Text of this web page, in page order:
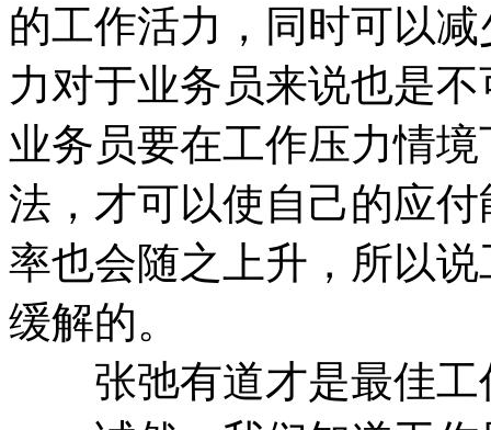
的工作活力，同时可以
力对于业务员来说也是
业务员要在工作压力情
法，才可以使自己的应
率也会随之上升，所以
缓解的。
张弛有道才是最佳工